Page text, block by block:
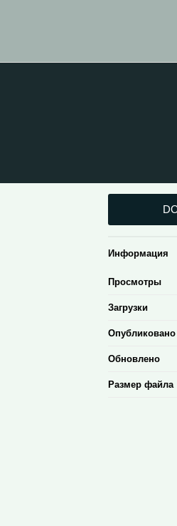
Информация
Просмотры
Загрузки
Опубликовано
Обновлено
Размер файла